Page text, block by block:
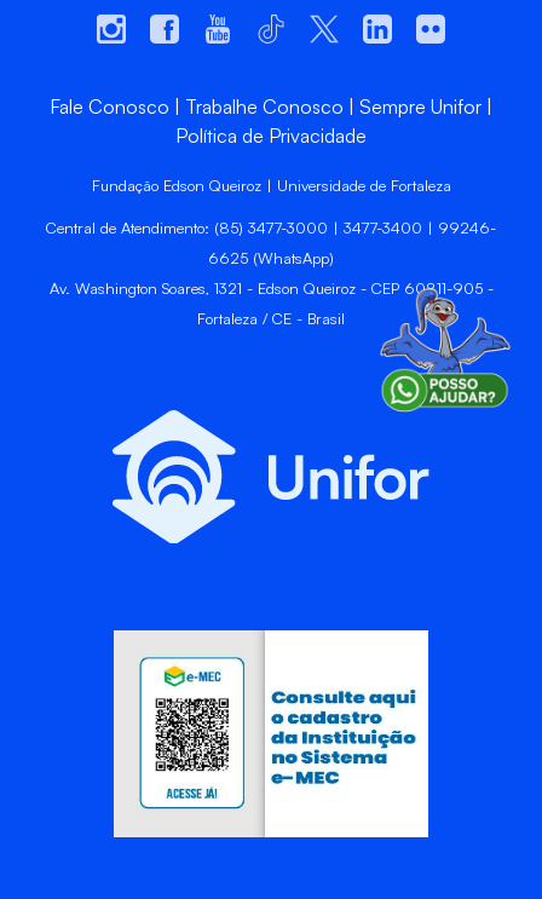
Fale Conosco Trabalhe Conosco
Sempre Unifor
Política de Privacidade
Fundação Edson Queiroz | Universidade de Fortaleza
Central de Atendimento: (85) 3477-3000 | 3477-3400 | 99246-
6625 (WhatsApp)
Av. Washington Soares, 1321 - Edson Queiroz - CEP 60811-905 -
Fortaleza / CE - Brasil